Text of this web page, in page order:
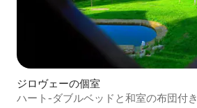
ジロヴェーの個室
ハート-ダブルベッドと和室の布団付き